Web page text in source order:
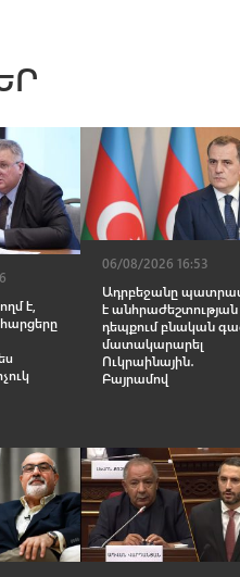
է,
06/08/2026 16:53
Ադրբեջանը
է անհրաժեշտության
դեպքում բնական
մատակարարել
Ուկրաինային․
Բայրամով